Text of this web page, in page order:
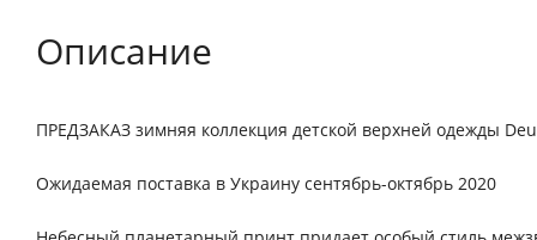
Описание
ПРЕДЗАКАЗ зимняя коллекция детской верхней одежды
Ожидаемая поставка в Украину сентябрь-октябрь 2020